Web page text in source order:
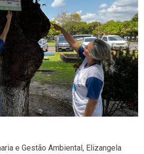
e Gestão Ambiental, Elizangela